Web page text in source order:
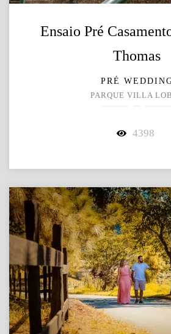
Ensaio Pré
Thomas
PRÉ
PARQUE VILLA
4398